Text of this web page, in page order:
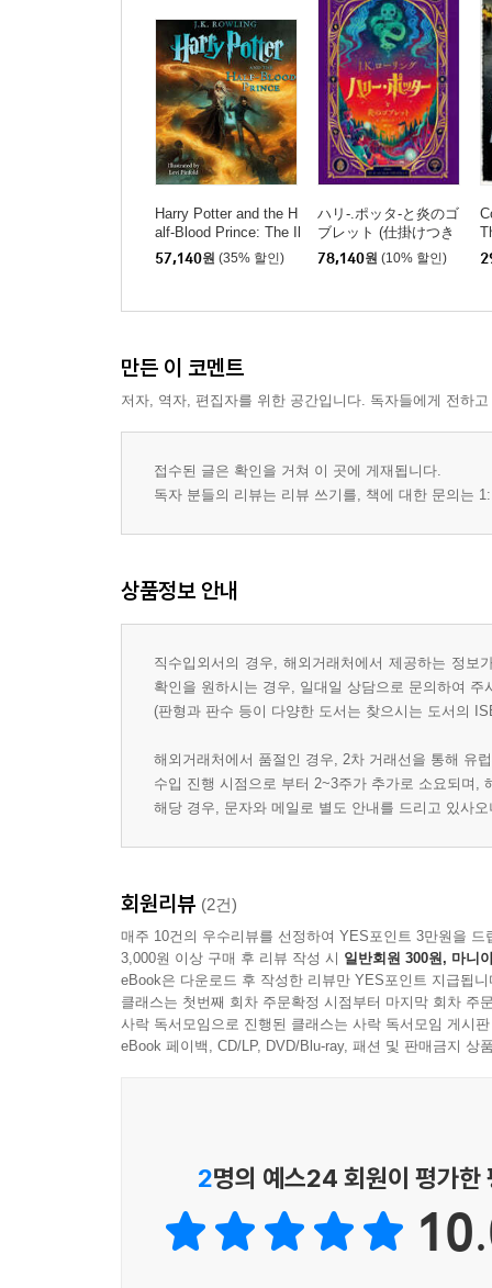
Harry Potter and the H
alf-Blood Prince: The Il
lustrated Edition (Harry
Potter, Book 6)
57,140원 (35% 할인)
ハリ-.ポッタ-と炎のゴ
ブレット (仕掛けつき
イラスト版)
78,140원 (10% 할인)
만든 이 코멘트
저자, 역자, 편집자를 위한 공간입니다. 독자들에게 전하
접수된 글은 확인을 거쳐 이 곳에 게재됩니다.
독자 분들의 리뷰는 리뷰 쓰기를, 책에 대한 문의는
상품정보 안내
직수입외서의 경우, 해외거래처에서 제공하는 정
확인을 원하시는 경우, 일대일 상담으로 문의하여 주
(판형과 판수 등이 다양한 도서는 찾으시는 도서의
해외거래처에서 품절인 경우, 2차 거래선을 통해 유
수입 진행 시점으로 부터 2~3주가 추가로 소요되며,
해당 경우, 문자와 메일로 별도 안내를 드리고 있사
회원리뷰 (2건)
매주 10건의 우수리뷰를 선정하여 YES포인트 3만원을 드
3,000원 이상 구매 후 리뷰 작성 시 일반회원 300원, 마니
eBook은 다운로드 후 작성한 리뷰만 YES포인트 지급됩니
클래스는 첫번째 회차 주문확정 시점부터 마지막 회차 주
사락 독서모임으로 진행된 클래스는 사락 독서모임 게시
eBook 페이백, CD/LP, DVD/Blu-ray, 패션 및 판매금지 상
2명의 예스24 회원이 평가한